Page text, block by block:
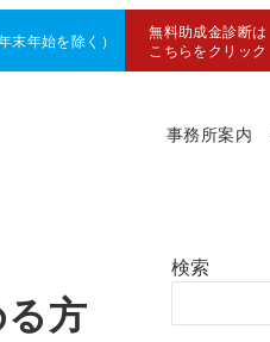
年始を除く）
無料助成金診断は
こちらをクリック
事務所案内
方
検索